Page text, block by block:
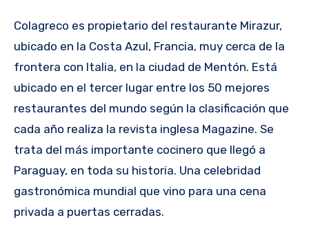
Colagreco es propietario del restaurante Mirazur,
ubicado en la Costa Azul, Francia, muy cerca de la
frontera con Italia, en la ciudad de Mentón. Está
ubicado en el tercer lugar entre los 50 mejores
restaurantes del mundo según la clasificación que
cada año realiza la revista inglesa Magazine. Se
trata del más importante cocinero que llegó a
Paraguay, en toda su historia. Una celebridad
gastronómica mundial que vino para una cena
privada a puertas cerradas.